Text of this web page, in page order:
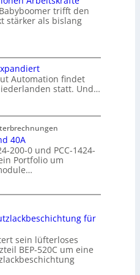
trifft den
stärker als bislang
Automation findet
statt. Und…
40A
200-0 und PCC-1424-
Portfolio um
für
sein lüfterloses
BEP-520C um eine